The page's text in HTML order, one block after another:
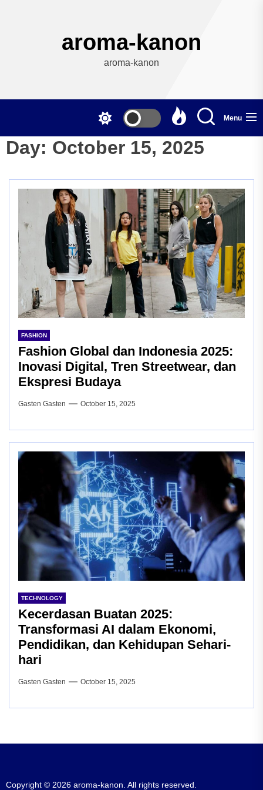
aroma-kanon
aroma-kanon
Menu
Day: October 15, 2025
FASHION
Fashion Global dan Indonesia 2025:
Inovasi Digital, Tren Streetwear, dan
Ekspresi Budaya
Gasten Gasten October 15, 2025
TECHNOLOGY
Kecerdasan Buatan 2025:
Transformasi AI dalam Ekonomi,
Pendidikan, dan Kehidupan Sehari-
hari
Gasten Gasten October 15, 2025
Copyright © 2026 aroma-kanon. All rights reserved.